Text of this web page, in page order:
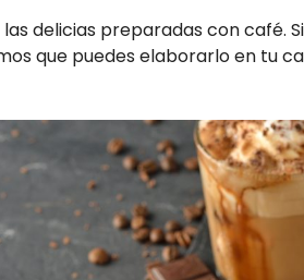
delicias preparadas con café.
que puedes elaborarlo en tu